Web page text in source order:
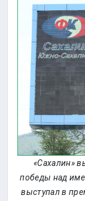
«Сахалин»
победы над
выступал в